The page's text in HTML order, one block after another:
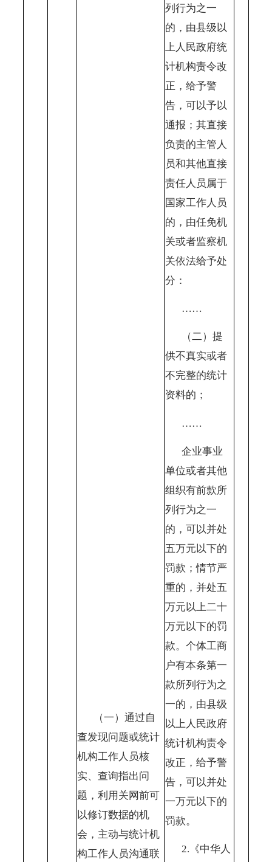
（一）通过自
查发现问题或统计
机构工作人员核
实、查询指出问
题，利用关网前可
以修订数据的机
会，主动与统计机
构工作人员沟通联
列行为之一
的，由县级以
上人民政府统
计机构责令改
正，给予警
告，可以予以
通报；其直接
负责的主管人
员和其他直接
责任人员属于
国家工作人员
的，由任免机
关或者监察机
关依法给予处
分：
……
（二）提
供不真实或者
不完整的统计
资料的；
……
企业事业
单位或者其他
组织有前款所
列行为之一
的，可以并处
五万元以下的
罚款；情节严
重的，并处五
万元以上二十
万元以下的罚
款。个体工商
户有本条第一
款所列行为之
一的，由县级
以上人民政府
统计机构责令
改正，给予警
告，可以并处
一万元以下的
罚款。
2.《中华人